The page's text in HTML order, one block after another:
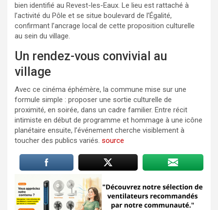
bien identifié au Revest-les-Eaux. Le lieu est rattaché à
l’activité du Pôle et se situe boulevard de l’Égalité,
confirmant l’ancrage local de cette proposition culturelle
au sein du village.
Un rendez-vous convivial au
village
Avec ce cinéma éphémère, la commune mise sur une
formule simple : proposer une sortie culturelle de
proximité, en soirée, dans un cadre familier. Entre récit
intimiste en début de programme et hommage à une icône
planétaire ensuite, l’événement cherche visiblement à
toucher des publics variés. source